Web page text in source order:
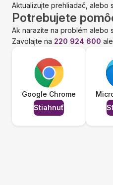
Aktualizujte prehliadač, alebo
Potrebujete
Ak narazíte na problém alebo
Zavolajte na 220 924 600
Google Chrome
Stiahnuť